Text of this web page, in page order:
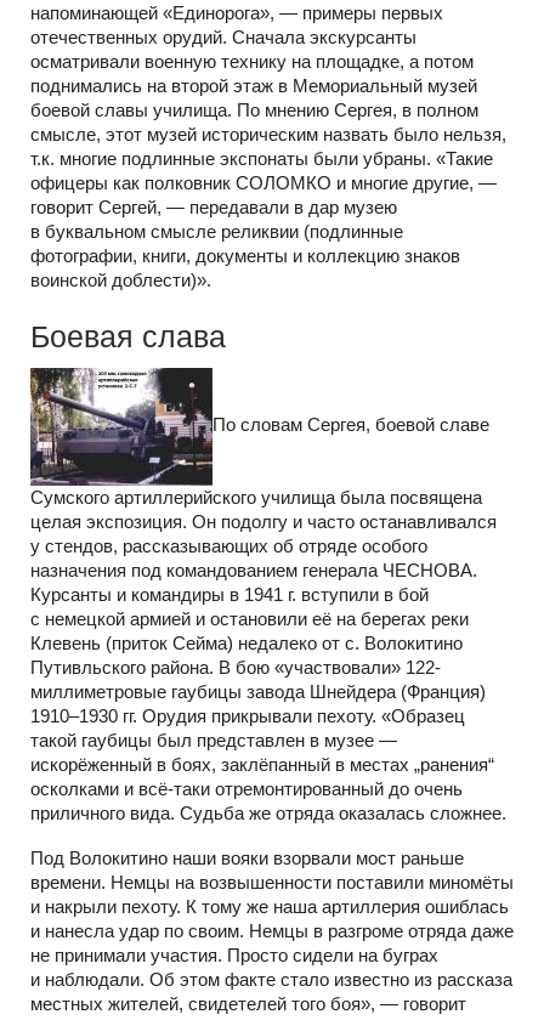
напоминающей «Единорога», — примеры первых
отечественных орудий. Сначала экскурсанты
осматривали военную технику на площадке, а потом
поднимались на второй этаж в Мемориальный музей
боевой славы училища. По мнению Сергея, в полном
смысле, этот музей историческим назвать было нельзя,
т.к. многие подлинные экспонаты были убраны. «Такие
офицеры как полковник СОЛОМКО и многие другие, —
говорит Сергей, — передавали в дар музею
в буквальном смысле реликвии (подлинные
фотографии, книги, документы и коллекцию знаков
воинской доблести)».
Боевая слава
По словам Сергея, боевой славе
Сумского артиллерийского училища была посвящена
целая экспозиция. Он подолгу и часто останавливался
у стендов, рассказывающих об отряде особого
назначения под командованием генерала ЧЕСНОВА.
Курсанты и командиры в 1941 г. вступили в бой
с немецкой армией и остановили её на берегах реки
Клевень (приток Сейма) недалеко от с. Волокитино
Путивльского района. В бою «участвовали» 122-
миллиметровые гаубицы завода Шнейдера (Франция)
1910–1930 гг. Орудия прикрывали пехоту. «Образец
такой гаубицы был представлен в музее —
искорёженный в боях, заклёпанный в местах „ранения“
осколками и всё-таки отремонтированный до очень
приличного вида. Судьба же отряда оказалась сложнее.
Под Волокитино наши вояки взорвали мост раньше
времени. Немцы на возвышенности поставили миномёты
и накрыли пехоту. К тому же наша артиллерия ошиблась
и нанесла удар по своим. Немцы в разгроме отряда даже
не принимали участия. Просто сидели на буграх
и наблюдали. Об этом факте стало известно из рассказа
местных жителей, свидетелей того боя», — говорит